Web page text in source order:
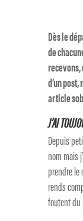
Dès le
de
d’un
article
J’AI
Depuis
nom mais
prendre
rends
foutent du